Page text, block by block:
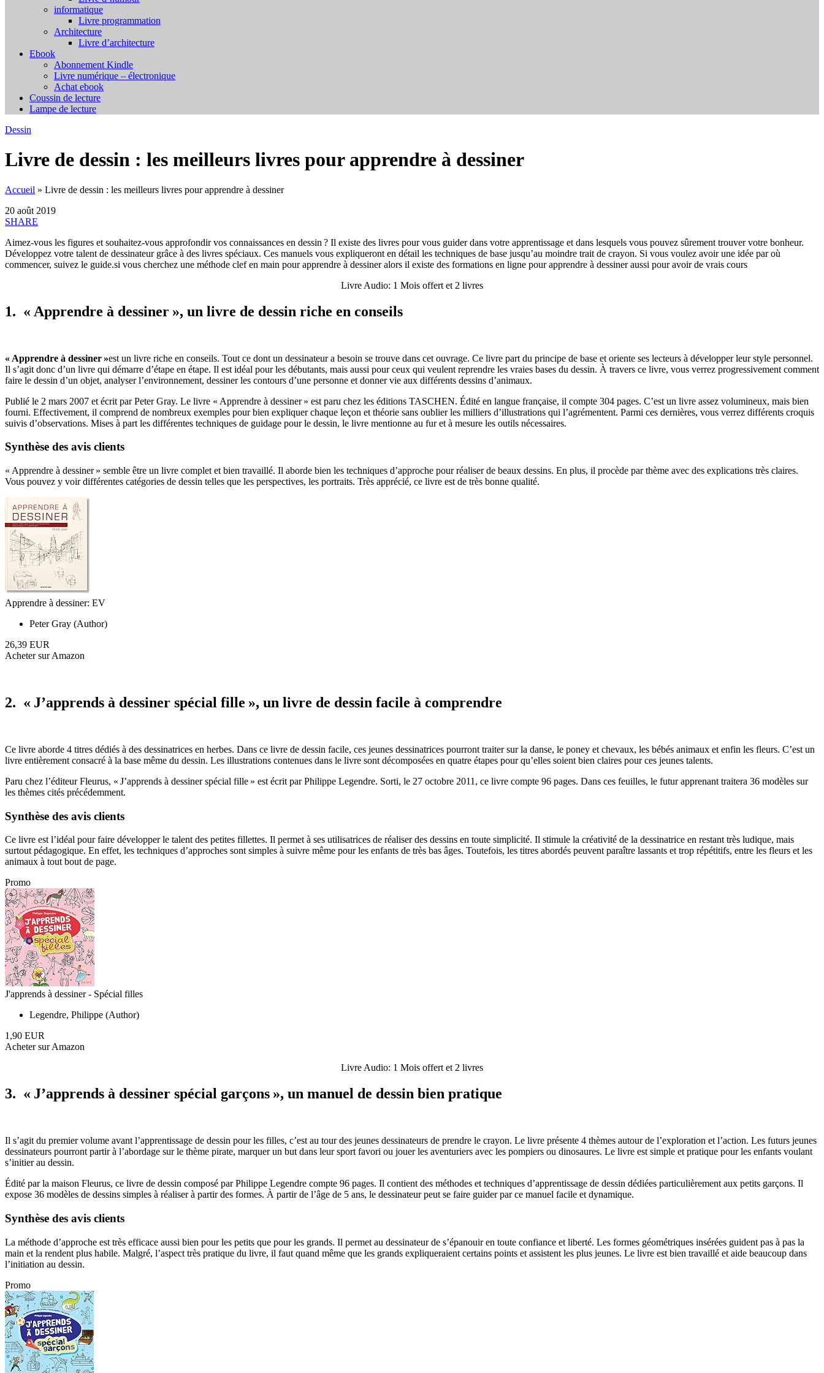
informatique
Livre programmation
Architecture
Livre d’architecture
Ebook
Abonnement Kindle
Livre numérique – électronique
Achat ebook
Coussin de lecture
Lampe de lecture
Dessin
Livre de dessin : les meilleurs livres pour apprendre à dessiner
Accueil » Livre de dessin : les meilleurs livres pour apprendre à dessiner
20 août 2019
SHARE
Aimez-vous les figures et souhaitez-vous approfondir vos connaissances en dessin ? Il existe des livres pour vous guider dans votre apprentissage et dans lesquels vous pouvez sûrement trouver votre bonheur.
Développez votre talent de dessinateur grâce à des livres spéciaux. Ces manuels vous expliqueront en détail les techniques de base jusqu’au moindre trait de crayon. Si vous voulez avoir une idée par où
commencer, suivez le guide.si vous cherchez une méthode clef en main pour apprendre à dessiner alors il existe des formations en ligne pour apprendre à dessiner aussi pour avoir de vrais cours
Livre Audio: 1 Mois offert et 2 livres
1. « Apprendre à dessiner », un livre de dessin riche en conseils
« Apprendre à dessiner »est un livre riche en conseils. Tout ce dont un dessinateur a besoin se trouve dans cet ouvrage. Ce livre part du principe de base et oriente ses lecteurs à développer leur style personnel.
Il s’agit donc d’un livre qui démarre d’étape en étape. Il est idéal pour les débutants, mais aussi pour ceux qui veulent reprendre les vraies bases du dessin. À travers ce livre, vous verrez progressivement comment
faire le dessin d’un objet, analyser l’environnement, dessiner les contours d’une personne et donner vie aux différents dessins d’animaux.
Publié le 2 mars 2007 et écrit par Peter Gray. Le livre « Apprendre à dessiner » est paru chez les éditions TASCHEN. Édité en langue française, il compte 304 pages. C’est un livre assez volumineux, mais bien
fourni. Effectivement, il comprend de nombreux exemples pour bien expliquer chaque leçon et théorie sans oublier les milliers d’illustrations qui l’agrémentent. Parmi ces dernières, vous verrez différents croquis
suivis d’observations. Mises à part les différentes techniques de guidage pour le dessin, le livre mentionne au fur et à mesure les outils nécessaires.
Synthèse des avis clients
« Apprendre à dessiner » semble être un livre complet et bien travaillé. Il aborde bien les techniques d’approche pour réaliser de beaux dessins. En plus, il procède par thème avec des explications très claires.
Vous pouvez y voir différentes catégories de dessin telles que les perspectives, les portraits. Très apprécié, ce livre est de très bonne qualité.
Apprendre à dessiner: EV
Peter Gray (Author)
26,39 EUR
Acheter sur Amazon
2. « J’apprends à dessiner spécial fille », un livre de dessin facile à comprendre
Ce livre aborde 4 titres dédiés à des dessinatrices en herbes. Dans ce livre de dessin facile, ces jeunes dessinatrices pourront traiter sur la danse, le poney et chevaux, les bébés animaux et enfin les fleurs. C’est un
livre entièrement consacré à la base même du dessin. Les illustrations contenues dans le livre sont décomposées en quatre étapes pour qu’elles soient bien claires pour ces jeunes talents.
Paru chez l’éditeur Fleurus, « J’apprends à dessiner spécial fille » est écrit par Philippe Legendre. Sorti, le 27 octobre 2011, ce livre compte 96 pages. Dans ces feuilles, le futur apprenant traitera 36 modèles sur
les thèmes cités précédemment.
Synthèse des avis clients
Ce livre est l’idéal pour faire développer le talent des petites fillettes. Il permet à ses utilisatrices de réaliser des dessins en toute simplicité. Il stimule la créativité de la dessinatrice en restant très ludique, mais
surtout pédagogique. En effet, les techniques d’approches sont simples à suivre même pour les enfants de très bas âges. Toutefois, les titres abordés peuvent paraître lassants et trop répétitifs, entre les fleurs et les
animaux à tout bout de page.
Promo
J'apprends à dessiner - Spécial filles
Legendre, Philippe (Author)
1,90 EUR
Acheter sur Amazon
Livre Audio: 1 Mois offert et 2 livres
3. « J’apprends à dessiner spécial garçons », un manuel de dessin bien pratique
Il s’agit du premier volume avant l’apprentissage de dessin pour les filles, c’est au tour des jeunes dessinateurs de prendre le crayon. Le livre présente 4 thèmes autour de l’exploration et l’action. Les futurs jeunes
dessinateurs pourront partir à l’abordage sur le thème pirate, marquer un but dans leur sport favori ou jouer les aventuriers avec les pompiers ou dinosaures. Le livre est simple et pratique pour les enfants voulant
s’initier au dessin.
Édité par la maison Fleurus, ce livre de dessin composé par Philippe Legendre compte 96 pages. Il contient des méthodes et techniques d’apprentissage de dessin dédiées particulièrement aux petits garçons. Il
expose 36 modèles de dessins simples à réaliser à partir des formes. À partir de l’âge de 5 ans, le dessinateur peut se faire guider par ce manuel facile et dynamique.
Synthèse des avis clients
La méthode d’approche est très efficace aussi bien pour les petits que pour les grands. Il permet au dessinateur de s’épanouir en toute confiance et liberté. Les formes géométriques insérées guident pas à pas la
main et la rendent plus habile. Malgré, l’aspect très pratique du livre, il faut quand même que les grands expliqueraient certains points et assistent les plus jeunes. Le livre est bien travaillé et aide beaucoup dans
l’initiation au dessin.
Promo